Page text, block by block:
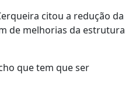
citou a redução da
de melhorias da estrutura
que tem que ser